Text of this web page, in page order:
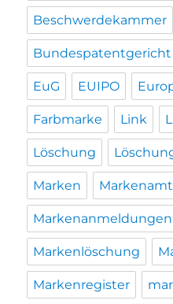
Beschwerdekammer
Bundespatentgericht
EuG EUIPO
Farbmarke Link
Löschung
Marken Markenamt
Markenanmeldungen
Markenlöschung
Markenregister